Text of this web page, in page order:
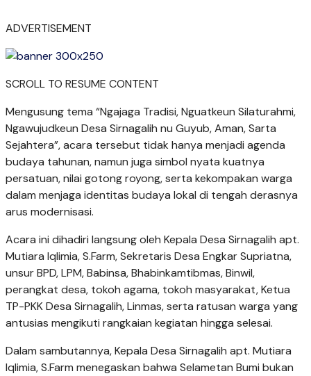
ADVERTISEMENT
SCROLL TO RESUME CONTENT
Mengusung tema “Ngajaga Tradisi, Nguatkeun Silaturahmi,
Ngawujudkeun Desa Sirnagalih nu Guyub, Aman, Sarta
Sejahtera”, acara tersebut tidak hanya menjadi agenda
budaya tahunan, namun juga simbol nyata kuatnya
persatuan, nilai gotong royong, serta kekompakan warga
dalam menjaga identitas budaya lokal di tengah derasnya
arus modernisasi.
Acara ini dihadiri langsung oleh Kepala Desa Sirnagalih apt.
Mutiara Iqlimia, S.Farm, Sekretaris Desa Engkar Supriatna,
unsur BPD, LPM, Babinsa, Bhabinkamtibmas, Binwil,
perangkat desa, tokoh agama, tokoh masyarakat, Ketua
TP-PKK Desa Sirnagalih, Linmas, serta ratusan warga yang
antusias mengikuti rangkaian kegiatan hingga selesai.
Dalam sambutannya, Kepala Desa Sirnagalih apt. Mutiara
Iqlimia, S.Farm menegaskan bahwa Selametan Bumi bukan